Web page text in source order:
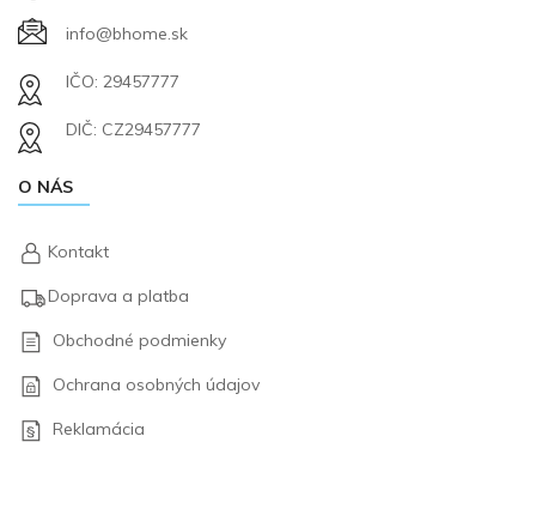
info@bhome.sk
IČO: 29457777
DIČ: CZ29457777
O NÁS
Kontakt
Doprava a platba
Obchodné podmienky
Ochrana osobných údajov
Reklamácia